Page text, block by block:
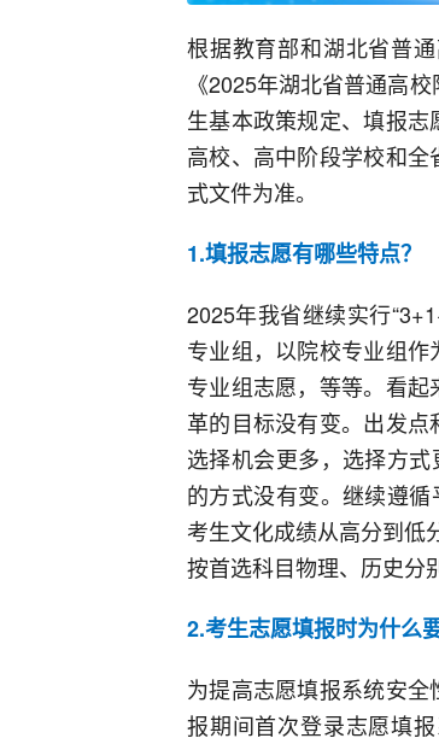
根据教育部和湖北省普
《2025年湖北省普通高
生基本政策规定、填报
高校、高中阶段学校和
式文件为准。
1.填报志愿有哪些特点？
2025年我省继续实行
专业组，以院校专业组
专业组志愿，等等。看
革的目标没有变。出发点
选择机会更多，选择方
的方式没有变。继续遵
考生文化成绩从高分到低
按首选科目物理、历史分
2.考生志愿填报时为什么
为提高志愿填报系统安
报期间首次登录志愿填